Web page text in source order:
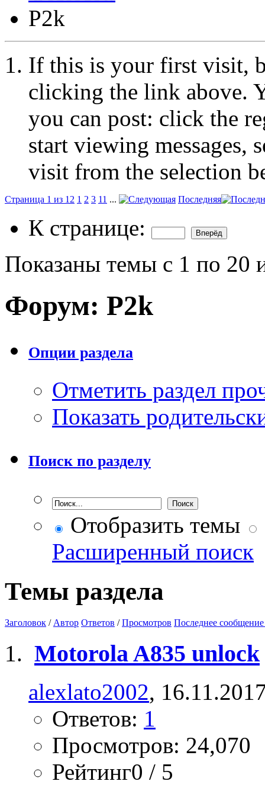
P2k
If this is your first visit,
clicking the link above.
you can post: click the
start viewing messages,
visit from the selection
Страница 1 из 12 1 2 3 11 ... Последняя
К странице:
Показаны темы с 1 по 20
Форум: P2k
Опции раздела
Отметить раздел
Показать
Поиск по разделу
Отобразить темы
Расширенный поиск
Темы раздела
Заголовок / Автор Ответов /Просмотров Последнее сообщение
Motorola A835 unlock
alexlato2002,
Ответов: 1
Просмотров: 24,070
Рейтинг0 / 5